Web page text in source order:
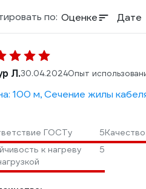
по: Оценке Дате
Л.30.04.2024Опыт
100 м, Сечение жилы
ГОСТу 5
к нагреву
5